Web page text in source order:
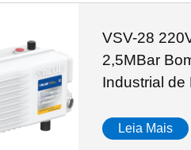
VSV-28
2,5MBar
Industrial de
Leia Mais